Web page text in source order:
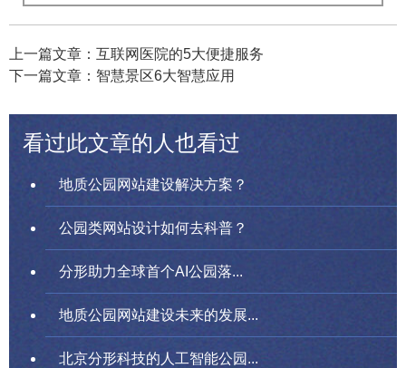
上一篇文章：互联网医院的5大便捷服务
下一篇文章：智慧景区6大智慧应用
看过此文章的人也看过
地质公园网站建设解决方案？
公园类网站设计如何去科普？
分形助力全球首个AI公园落...
地质公园网站建设未来的发展...
北京分形科技的人工智能公园...